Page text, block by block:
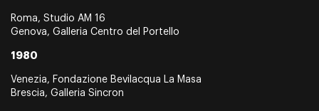
Roma, Studio AM 16
Genova, Galleria Centro del Portello
1980
Venezia, Fondazione Bevilacqua La Masa
Brescia, Galleria Sincron